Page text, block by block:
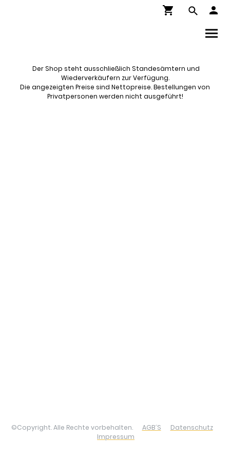
Der Shop steht ausschließlich Standesämtern und
Wiederverkäufern zur Verfügung.
Die angezeigten Preise sind Nettopreise. Bestellungen von
Privatpersonen werden nicht ausgeführt!
©Copyright. Alle Rechte vorbehalten. AGB´S
Datenschutz
Impressum